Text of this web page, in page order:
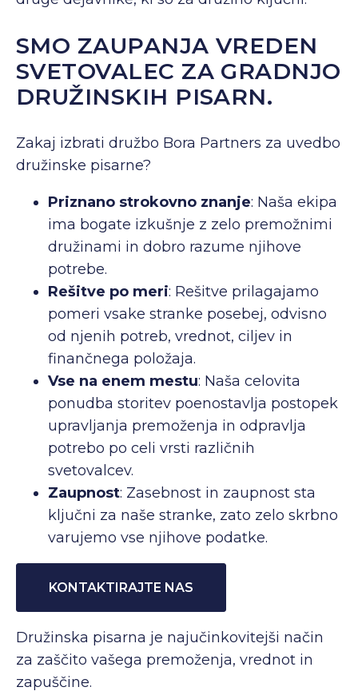
SMO ZAUPANJA VREDEN
SVETOVALEC ZA GRADNJO
DRUŽINSKIH PISARN.
Zakaj izbrati družbo Bora Partners za uvedbo
družinske pisarne?
Priznano strokovno znanje: Naša ekipa
ima bogate izkušnje z zelo premožnimi
družinami in dobro razume njihove
potrebe.
Rešitve po meri: Rešitve prilagajamo
pomeri vsake stranke posebej, odvisno
od njenih potreb, vrednot, ciljev in
finančnega položaja.
Vse na enem mestu: Naša celovita
ponudba storitev poenostavlja postopek
upravljanja premoženja in odpravlja
potrebo po celi vrsti različnih
svetovalcev.
Zaupnost: Zasebnost in zaupnost sta
ključni za naše stranke, zato zelo skrbno
varujemo vse njihove podatke.
KONTAKTIRAJTE NAS
Družinska pisarna je najučinkovitejši način
za zaščito vašega premoženja, vrednot in
zapuščine.